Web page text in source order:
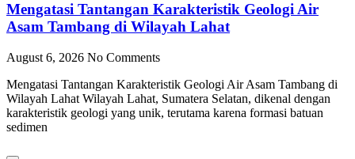
Mengatasi Tantangan Karakteristik Geologi Air
Asam Tambang di Wilayah Lahat
August 6, 2026 No Comments
Mengatasi Tantangan Karakteristik Geologi Air Asam Tambang di
Wilayah Lahat Wilayah Lahat, Sumatera Selatan, dikenal dengan
karakteristik geologi yang unik, terutama karena formasi batuan
sedimen